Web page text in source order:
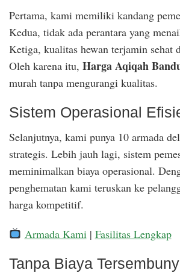
Pertama, kami memiliki kandang
Kedua, tidak ada perantara yang
Ketiga, kualitas hewan terjamin sehat
Oleh karena itu, Harga Aqiqah
murah tanpa mengurangi kualitas.
Sistem Operasional
Selanjutnya, kami punya 10 armada
strategis. Lebih jauh lagi, sistem
meminimalkan biaya operasional.
penghematan kami teruskan ke
harga kompetitif.
Armada Kami | Fasilitas Lengkap
Tanpa Biaya